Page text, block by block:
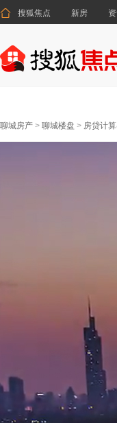
 搜狐焦点 新房
聊城房产 > 聊城楼盘 > 房贷计